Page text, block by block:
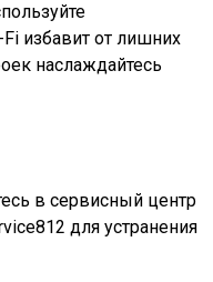
избавит от лишних
наслаждайтесь
в сервисный центр
для устранения